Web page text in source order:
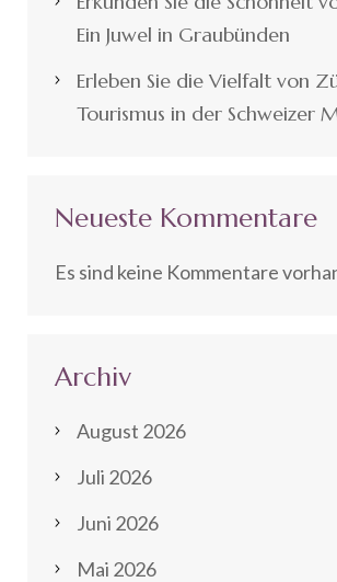
Ein Juwel in Graubünden
Erleben Sie die Vielfalt von
Tourismus in der Schweizer
Neueste Kommentare
Es sind keine Kommentare
Archiv
August 2026
Juli 2026
Juni 2026
Mai 2026